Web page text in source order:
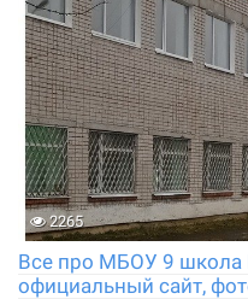
2265
Все про МБОУ 9 школа
официальный сайт,